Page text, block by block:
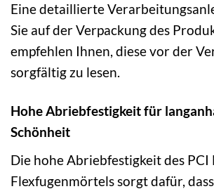
Eine detaillierte
Sie auf der Verpackung des
empfehlen Ihnen, diese vor der
sorgfältig zu lesen.
Hohe Abriebfestigkeit für
Schönheit
Die hohe Abriebfestigkeit des PCI
Flexfugenmörtels sorgt dafür,